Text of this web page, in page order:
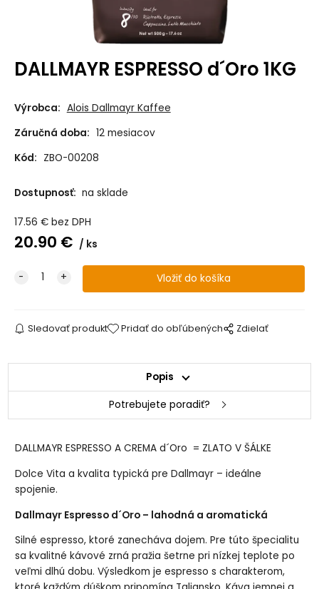
DALLMAYR ESPRESSO d´Oro 1KG
Výrobca: Alois Dallmayr Kaffee
Záručná doba: 12 mesiacov
Kód: ZBO-00208
Dostupnosť: na sklade
17.56 € bez DPH
20.90 € ks
Sledovať produkt Pridať do obľúbených Zdielať
Popis
Potrebujete poradiť?
DALLMAYR ESPRESSO A CREMA d´Oro = ZLATO V ŠÁLKE
Dolce Vita a kvalita typická pre Dallmayr – ideálne
spojenie.
Dallmayr Espresso d´Oro – lahodná a aromatická
Silné espresso, ktoré zanecháva dojem. Pre túto špecialitu
sa kvalitné kávové zrná pražia šetrne pri nízkej teplote po
veľmi dlhú dobu. Výsledkom je espresso s charakterom,